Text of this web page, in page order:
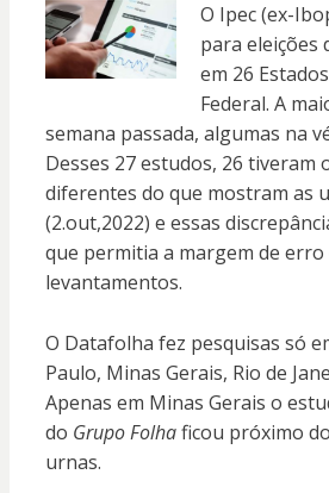
O Ipec (ex-
para eleições
em 26
Federal. A
semana passada, algumas na
Desses 27 estudos, 26 tiveram
diferentes do que mostram as
(2.out,2022) e essas
que permitia a margem de erro
levantamentos.
O Datafolha fez pesquisas só
Paulo, Minas Gerais, Rio de
Apenas em Minas Gerais o
do Grupo Folhaficou próximo
urnas.